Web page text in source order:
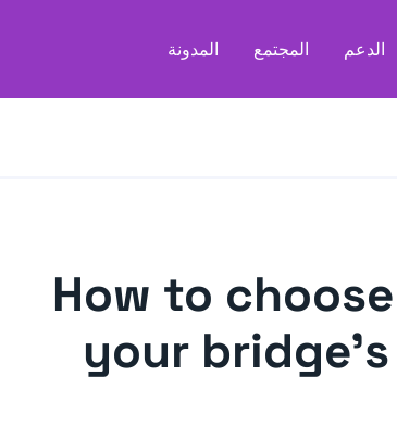
الدعم المجتمع المدونة
How to
your